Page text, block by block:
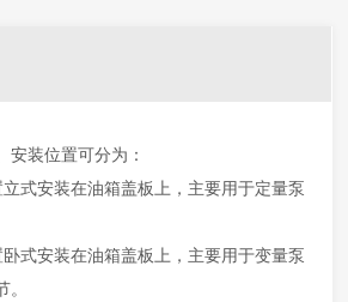
安装位置可分为：
式安装在油箱盖板上，主要用于定量泵
式安装在油箱盖板上，主要用于变量泵